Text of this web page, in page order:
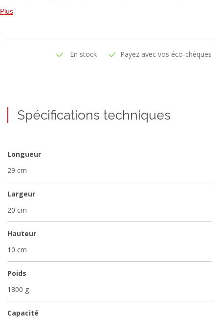
ranger facilement les lasagnes, gratins et autres plats cuisinés au
Plus
En stock Payez avec vos éco-chèques
Spécifications techniques
Longueur
29 cm
Largeur
20 cm
Hauteur
10 cm
Poids
1800 g
Capacité